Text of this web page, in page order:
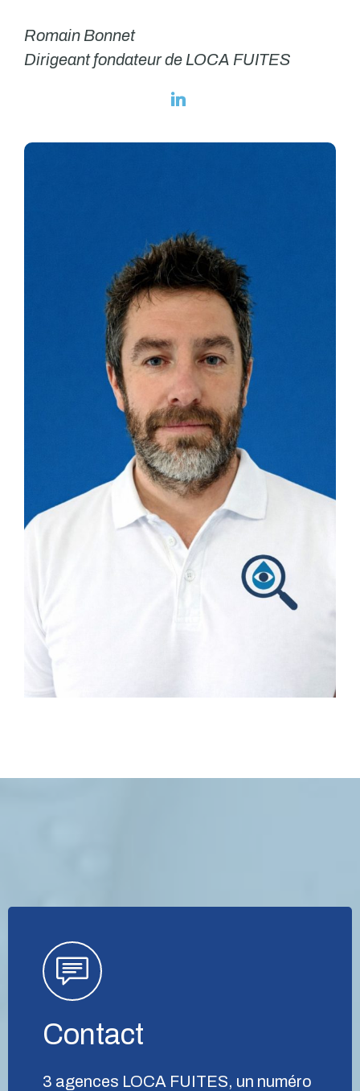
Romain Bonnet
Dirigeant fondateur de LOCA FUITES
Contact
3 agences LOCA FUITES, un numéro